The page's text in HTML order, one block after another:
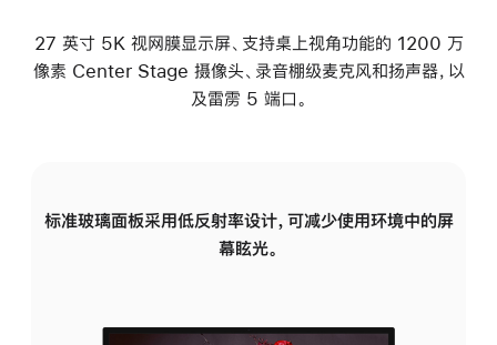
27 英寸 5K 视网膜显示屏、支持桌上视角功能的 1200 万
像素 Center Stage 摄像头、录音棚级麦克风和扬声器，以
及雷雳 5 端口。
标准玻璃面板采用低反射率设计，可减少使用环境中的屏
幕眩光。